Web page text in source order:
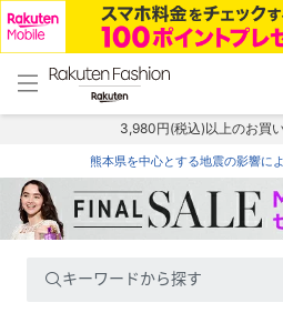
menu home
トップ
3,980円(税込)以上のお買
熊本県を中心とする地震の影響に
キーワードから探す